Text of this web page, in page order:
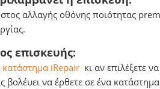
αλλαγής οθόνης ποιότητας
επισκευής:
κατάστημα iRepair κι αν επιλέξετε
βολέυει να έρθετε σε ένα